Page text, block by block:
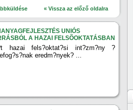
« Vissza az előző oldalra
UNIÓS
A HAZAI FELSÕOKTATÁSBAN
hazai fels?oktat?si int?zm?ny ?
eredm?nyek? ...